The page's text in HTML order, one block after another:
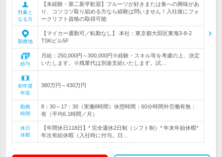
対象と
なる方
【未経験・第二新卒歓迎】フルーツが好きまたは食への興味があ
り、コツコツ取り組める方なら経験は問いません！入社後にフォ
ークリフト資格の取得可能
勤務地
【マイカー通勤可／転勤なし】 本社：東京都大田区東海3-8-2
TSKビル5F
給与
月給：250,000円～300,000円※経験・スキル等を考慮の上、決定
いたします。※残業代は別途支給いたします。試…
初年度
年収
380万円～430万円
勤務
時間
8：30～17：30（実働8時間）休憩時間：60分時間外労働有無：
有（平均6.1時間／月）
休日
休暇
【年間休日118日】* 完全週休2日制（シフト制）* 年末年始休暇*
年次有給休暇（入社時に付与。日…